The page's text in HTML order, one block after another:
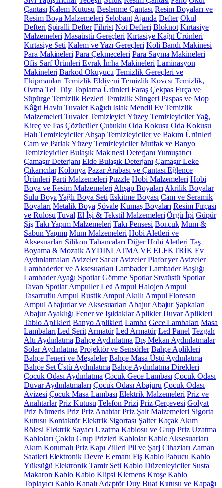
Çantası Kalem Kutusu Beslenme Çantası Resim Boyaları ve
Resim Boya Malzemeleri Selobant Ajanda Defter Okul
Defteri Spiralli Defter Fihrist Not Defteri Bloknot Kırtasiye
Malzemeleri Masaüstü Gereçleri Kırtasiye Kağıt Ürünleri
Kırtasiye Seti Kalem ve Yazı Gereçleri Koli Bandı Makinesi
Para Makineleri Para Çekmeceleri Para Sayma Makineleri
Ofis Sarf Ürünleri Evrak İmha Makineleri Laminasyon
Makineleri Barkod Okuyucu Temizlik Gereçleri ve
Ekipmanları Temizlik Eldiveni Temizlik Kovası Temizlik,
Ovma Teli Tüy Toplama Ürünleri Faraş Çekpas Fırça ve
Süpürge Temizlik Bezleri Temizlik Süngeri Paspas ve Mop
Kâğıt Havlu Tuvalet Kağıdı Islak Mendil Ev Temizlik
Malzemeleri Tuvalet Temizleyici Yüzey TemizleyicilerYağ,
Kireç ve Pas Çözücüler Çubuklu Oda Kokusu Oda Kokusu
Halı Temizleyiciler Ahşap Temizleyiciler ve Bakım Ürünleri
Cam ve Parlak Yüzey Temizleyiciler Mutfak ve Banyo
Temizleyiciler Bulaşık Makinesi Deterjanı Yumuşatıcı
Çamaşır Deterjanı Elde Bulaşık Deterjanı Çamaşır Leke
Çıkarıcılar Kolonya Pazar Arabası ve Çantası Eğlence
Ürünleri Parti Malzemeleri Puzzle Hobi Malzemeleri Hobi
Boya ve Resim Malzemeleri Ahşap Boyaları Akrilik Boyalar
Sulu Boya Yağlı Boya Seti Eskitme Boyası Cam ve Seramik
Boyaları Metalik Boya Şövale Kumaş Boyaları Resim Fırçası
ve Rulosu Tuval El İşi & Tekstil Malzemeleri Örgü İpi Güpür
Şiş Takı Yapım Malzemeleri Takı Pensesi Boncuk Mum &
Sabun Yapımı Mum Malzemeleri Hobi Aletleri ve
Aksesuarları Silikon Tabancaları Diğer Hobi Aletleri Taş
Boyama & Mozaik AYDINLATMA VE ELEKTRİK Ev
Aydınlatmaları Avizeler Sarkıt Avizeler Plafonyer Avizeler
Lambaderler ve Aksesuarları Lambader Lambader Başlığı
Lambader Ayağı Spotlar Gömme Spotlar Sıvaüstü Spotlar
Tavan Spotlar Ampuller Led Ampul Halojen Ampul
Tasarruflu Ampul Rustik Ampul Akıllı Ampul Floresan
Ampul Abajurlar ve Aksesuarları Abajur Abajur Şapkaları
Abajur Ayaklığı Fener ve Işıldaklar Aplikler Duvar Aplikleri
Tablo Aplikleri Banyo Aplikleri Lamba Gece Lambaları Masa
Lambaları Led Şerit Armatür Led Armatür Led Panel Tezgah
Altı Aydınlatma Bahçe Aydınlatma Dış Mekan Aydınlatmalar
Solar Aydınlatma Projektör ve Sensörler Bahçe Aplikleri
Bahçe Feneri ve Meşaleler Bahçe Masa Üstü Aydınlatma
Bahçe Set Üstü Aydınlatma Bahçe Aydınlatma Direkleri
Çocuk Odası Aydınlatma Çocuk Gece Lambası Çocuk Odası
Duvar Aydınlatmaları Çocuk Odası Abajuru Çocuk Odası
Avizesi Çocuk Masa Lambası Elektrik Malzemeleri Priz ve
Anahtarlar Priz Kutusu Telefon Prizi Priz Çerçevesi Golyat
Priz Nümeris Priz Priz Anahtar Priz Şalt Malzemeleri Sigorta
Kutusu Kontaktör Elektrik Sigortası Şalter Kaçak Akım
Rölesi Elektrik Sayacı Uzatma Kablosu ve Grup Priz Uzatma
Kabloları Çoklu Grup Prizleri Kablolar Kablo Aksesuarları
Akım Korumalı Priz Kapı Zilleri Pil ve Şarj Cihazları Zaman
Saatleri Elektronik Devre Elemanı Fiş Kablo Pabucu Kablo
Yüksüğü Elektronik Tamir Seti Kablo Düzenleyiciler Susta
Makaron Kablo Kablo Klipsi Klemens Kroşe Kablo
Toplayıcı Kablo Kanalı Adaptör Duy Buat Kutusu ve Kapağı